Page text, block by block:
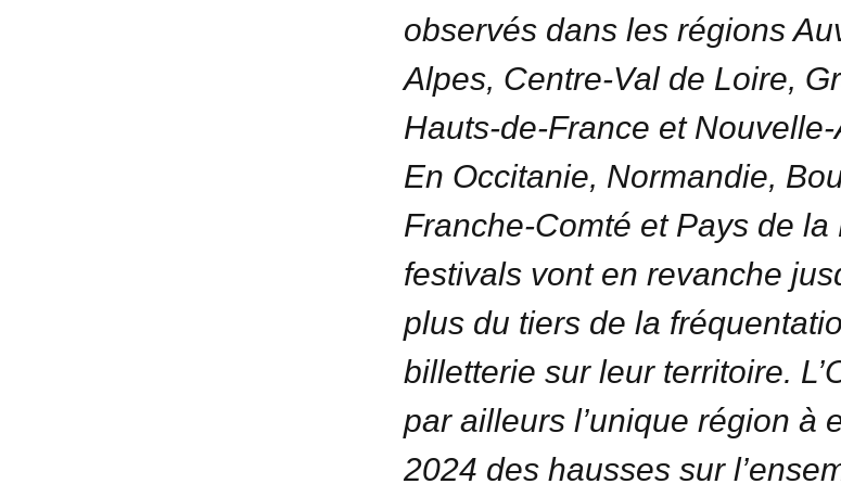
observés dans les régions
Alpes, Centre-Val de Loire,
Hauts-de-France et
En Occitanie, Normandie,
Franche-Comté et Pays de la
festivals vont en revanche
plus du tiers de la
billetterie sur leur territoire.
par ailleurs l’unique région à
2024 des hausses sur